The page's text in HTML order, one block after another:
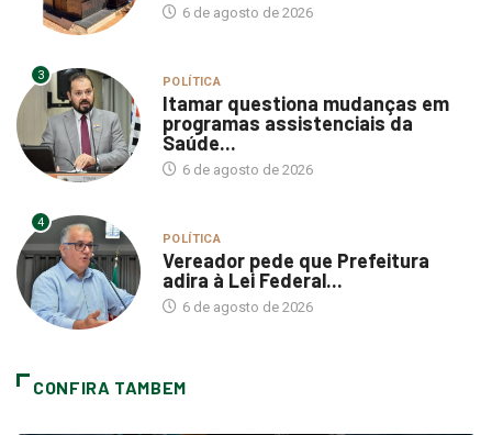
6 de agosto de 2026
3 POLÍTICA
Itamar questiona mudanças em
programas assistenciais da
Saúde...
6 de agosto de 2026
4
POLÍTICA
Vereador pede que Prefeitura
adira à Lei Federal...
6 de agosto de 2026
CONFIRA TAMBEM